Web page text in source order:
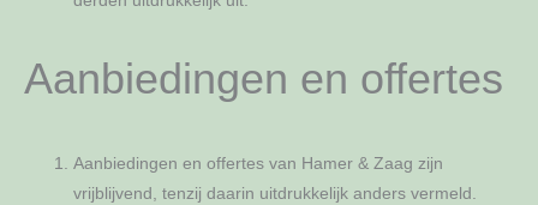
Aanbiedingen en offertes
Aanbiedingen en offertes van Hamer & Zaag zijn
vrijblijvend, tenzij daarin uitdrukkelijk anders vermeld.